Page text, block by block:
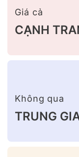
Giá cả
CẠNH
Không qua
TRUNG